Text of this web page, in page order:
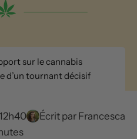
sur le cannabis
d’un tournant décisif
Écrit par Francesca